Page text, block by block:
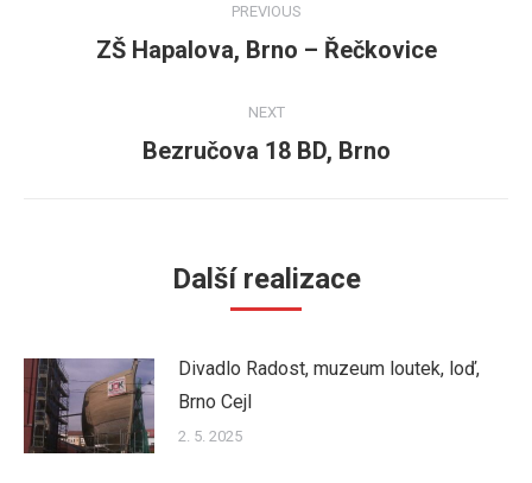
navigation
PREVIOUS
Previous
ZŠ Hapalova, Brno – Řečkovice
NEXT
Next
Bezručova 18 BD, Brno
Další realizace
Divadlo Radost, muzeum loutek, loď,
Brno Cejl
2. 5. 2025